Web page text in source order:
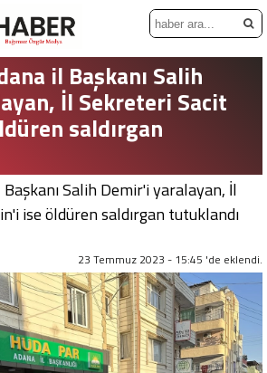
il Başkanı Salih
İl Sekreteri Sacit
saldırgan
Salih Demir'i yaralayan, İl
ise öldüren saldırgan tutuklandı
23 Temmuz 2023 - 15:45 'de eklendi.